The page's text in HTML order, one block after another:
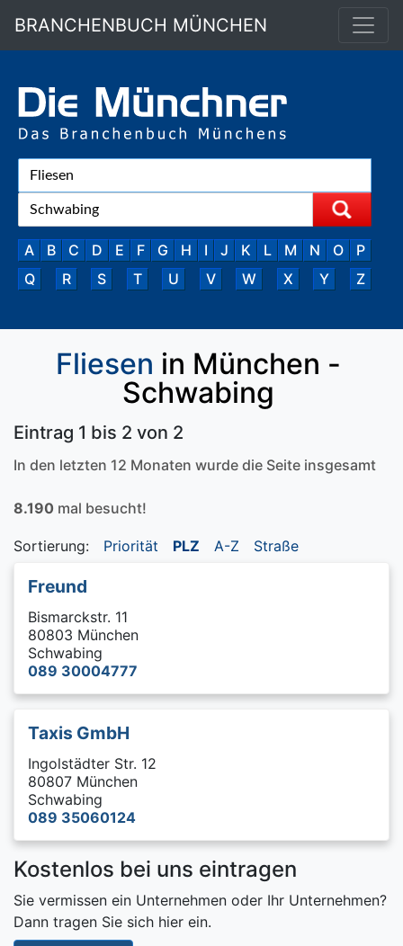
BRANCHENBUCH MÜNCHEN
A B C D E F G H I J K L M N O
P
Q
R S T U V W X Y Z
Fliesen in München -
Schwabing
Eintrag 1 bis 2 von 2
In den letzten 12 Monaten wurde die Seite insgesamt
8.190 mal besucht!
Sortierung: Priorität PLZ A-Z Straße
Freund
Bismarckstr. 11
80803 München
Schwabing
089 30004777
Taxis GmbH
Ingolstädter Str. 12
80807 München
Schwabing
089 35060124
Kostenlos bei uns eintragen
Sie vermissen ein Unternehmen oder Ihr Unternehmen?
Dann tragen Sie sich hier ein.